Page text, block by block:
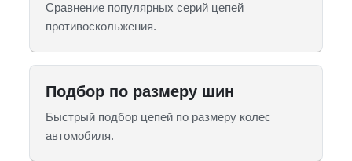
Сравнение популярных серий цепей
противоскольжения.
Подбор по размеру шин
Быстрый подбор цепей по размеру колес
автомобиля.